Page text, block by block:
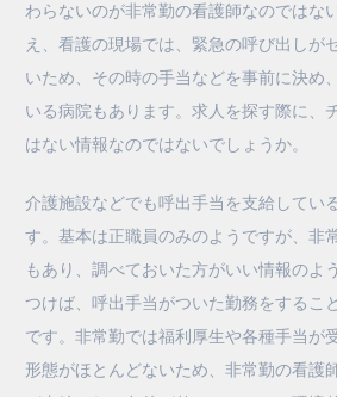
わらないのが非常勤の看護師なのではな
え、看護の現場では、緊急の呼び出しが
いため、その時の手当などを事前に決め
いる病院もあります。求人を探す際に、
はない情報なのではないでしょうか。
介護施設などでも呼出手当を支給してい
す。基本は正職員のみのようですが、非
もあり、調べておいた方がいい情報のよ
つけば、呼出手当がついた勤務をするこ
です。非常勤では福利厚生や各種手当が
形態がほとんどないため、非常勤の看護